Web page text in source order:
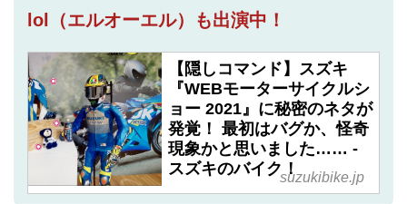
lol（エルオーエル）も出演中！
【隠しコマンド】スズキ
『WEBモーターサイクルシ
ョー 2021』に秘密のネタが
発覚！ 最初はバグか、怪奇
現象かと思いました…… -
スズキのバイク！suzukibike.jp